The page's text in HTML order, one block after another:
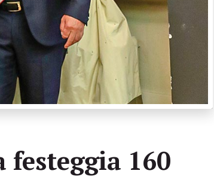
festeggia 160